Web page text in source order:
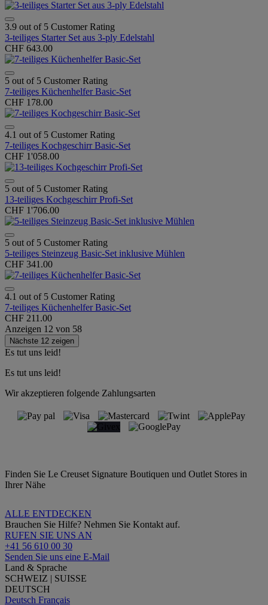
3.9 out of 5 Customer Rating
3-teiliges Starter Set aus 3-ply Edelstahl
CHF 643.00
5 out of 5 Customer Rating
7-teiliges Küchenhelfer Basic-Set
CHF 178.00
4.1 out of 5 Customer Rating
7-teiliges Kochgeschirr Basic-Set
CHF 1'058.00
5 out of 5 Customer Rating
13-teiliges Kochgeschirr Profi-Set
CHF 1'706.00
5 out of 5 Customer Rating
5-teiliges Steinzeug Basic-Set inklusive Mühlen
CHF 341.00
4.1 out of 5 Customer Rating
7-teiliges Küchenhelfer Basic-Set
CHF 211.00
Anzeigen 12 von 58
Nächste 12 zeigen
Es tut uns leid!
Es tut uns leid!
Wir akzeptieren folgende Zahlungsarten
Finden Sie Le Creuset Signature Boutiquen und Outlet Stores in
Ihrer Nähe
ALLE ENTDECKEN
Brauchen Sie Hilfe? Nehmen Sie Kontakt auf.
RUFEN SIE UNS AN
+41 56 610 00 30
Senden Sie uns eine E-Mail
Land & Sprache
SCHWEIZ | SUISSE
DEUTSCH
Deutsch Français